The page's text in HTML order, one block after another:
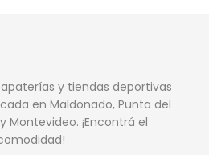
y tiendas deportivas
en Maldonado, Punta del
Montevideo. ¡Encontrá el